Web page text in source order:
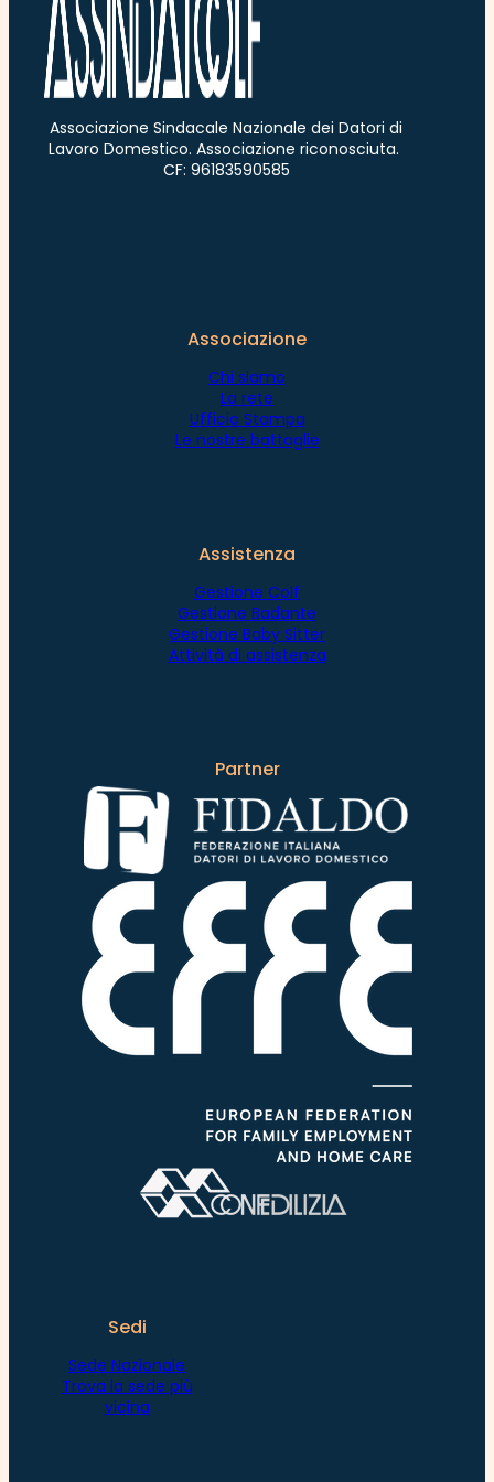
Associazione Sindacale Nazionale dei Datori di
Lavoro Domestico. Associazione riconosciuta.
CF: 96183590585
Associazione
Chi siamo
La rete
Ufficio Stampa
Le nostre battaglie
Assistenza
Gestione Colf
Gestione Badante
Gestione Baby Sitter
Attività di assistenza
Partner
Sedi
Sede Nazionale
Trova la sede più
vicina